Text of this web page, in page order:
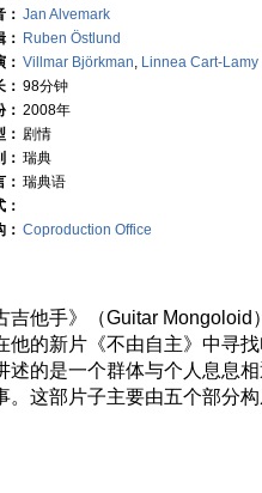
： Jan Alvemark
： Ruben Östlund
： Villmar Björkman, Linnea Cart-Lamy
： 98分钟
： 2008年
： 剧情
： 瑞典
： 瑞典语
：
Coproduction Office
他手》（Guitar Mongoloid
他的新片《不由自主》中寻
述的是一个群体与个人息息
。这部片子主要由五个部分